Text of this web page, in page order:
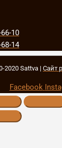
10
14
2020 Sattva | Сайт
Facebook